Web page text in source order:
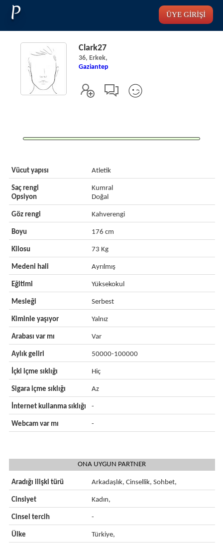
P ÜYE GİRİŞİ
Clark27
36, Erkek,
Gaziantep
Vücut yapısı Atletik
Saç rengi
Opsiyon
Kumral
Doğal
Göz rengi Kahverengi
Boyu 176 cm
Kilosu 73 Kg
Medeni hali Ayrılmış
Eğitimi Yüksekokul
Mesleği Serbest
Kiminle yaşıyor Yalnız
Arabası var mı Var
Aylık geliri 50000-100000
İçki içme sıklığı Hiç
Sigara içme sıklığı Az
İnternet kullanma sıklığı -
Webcam var mı -
ONA UYGUN PARTNER
Aradığı ilişki türü Arkadaşlık, Cinsellik, Sohbet,
Cinsiyet Kadın,
Cinsel tercih -
Ülke Türkiye,